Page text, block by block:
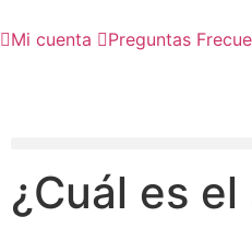
Mi cuenta Preguntas
¿Cuál es